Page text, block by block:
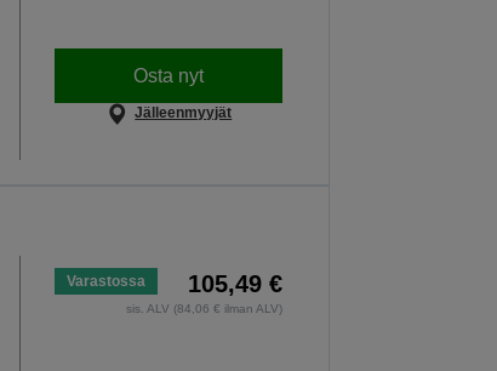
Osta nyt
Jälleenmyyjät
Varastossa 105,49 €
sis. ALV (84,06 € ilman ALV)